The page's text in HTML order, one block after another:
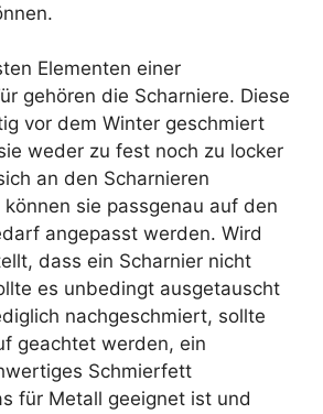
Elementen einer
gehören die Scharniere. Diese
vor dem Winter geschmiert
weder zu fest noch zu locker
an den Scharnieren
sie passgenau auf den
angepasst werden. Wird
dass ein Scharnier nicht
es unbedingt ausgetauscht
nachgeschmiert, sollte
geachtet werden, ein
Schmierfett
für Metall geeignet ist und